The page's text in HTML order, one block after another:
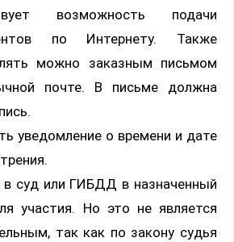
возможность подачи
по Интернету. Также
можно заказным письмом
почте. В письме должна
уведомление о времени и дате
в суд или ГИБДД в назначенный
участия. Но это не является
так как по закону судья